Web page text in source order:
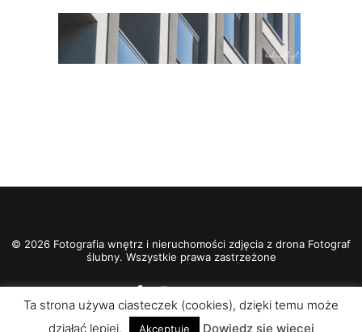
© 2026 Fotografia wnętrz i nieruchomości zdjęcia z drona Fotograf
ślubny. Wszystkie prawa zastrzeżone
Ta strona używa ciasteczek (cookies), dzięki temu może
działać lepiej.
Akceptuje Dowiedz się więcej